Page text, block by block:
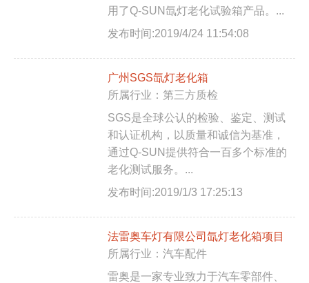
用了Q-SUN氙灯老化试验箱产品。...
发布时间:2019/4/24 11:54:08
广州SGS氙灯老化箱
所属行业：第三方质检
SGS是全球公认的检验、鉴定、测试
和认证机构，以质量和诚信为基准，
通过Q-SUN提供符合一百多个标准的
老化测试服务。...
发布时间:2019/1/3 17:25:13
法雷奥车灯有限公司氙灯老化箱项目
所属行业：汽车配件
雷奥是一家专业致力于汽车零部件、